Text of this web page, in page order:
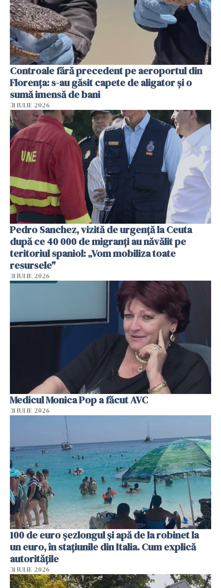
Controale fără precedent pe aeroportul din
Florența: s-au găsit capete de aligator și o
sumă imensă de bani
31 IULIE 2026
Pedro Sanchez, vizită de urgență la Ceuta
după ce 40 000 de migranți au năvălit pe
teritoriul spaniol: „Vom mobiliza toate
resursele"
31 IULIE 2026
Medicul Monica Pop a făcut AVC
31 IULIE 2026
100 de euro șezlongul și apă de la robinet la
un euro, în stațiunile din Italia. Cum explică
autoritățile
31 IULIE 2026